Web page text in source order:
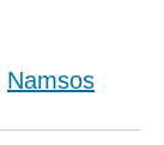
Namsos